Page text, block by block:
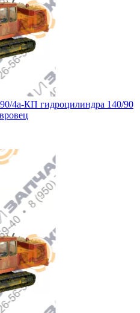
4а-КП гидроцилиндра 140/90